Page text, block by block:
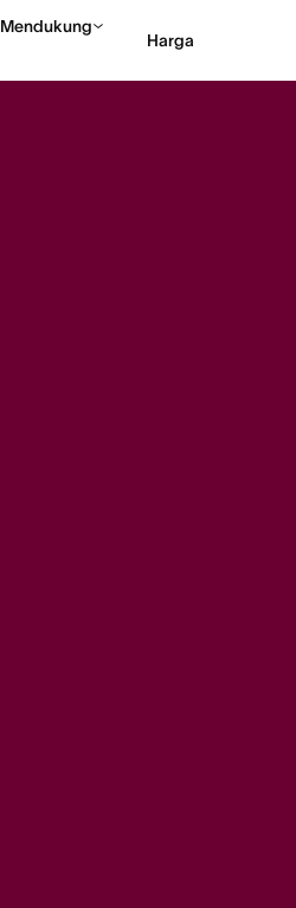
Mendukung
Harga